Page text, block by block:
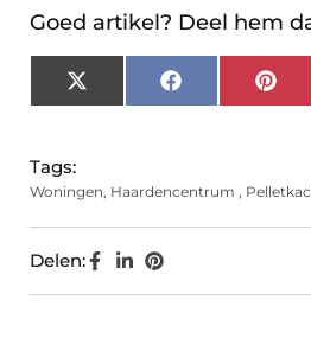
Goed artikel? Deel hem
X
(Twitter)
Facebook
Tags:
Woningen, Haardencentrum ,
Delen: